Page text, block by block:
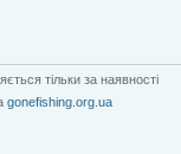
тільки за наявності
gonefishing.org.ua